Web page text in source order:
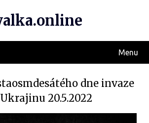
Menu
dne invaze
20.5.2022